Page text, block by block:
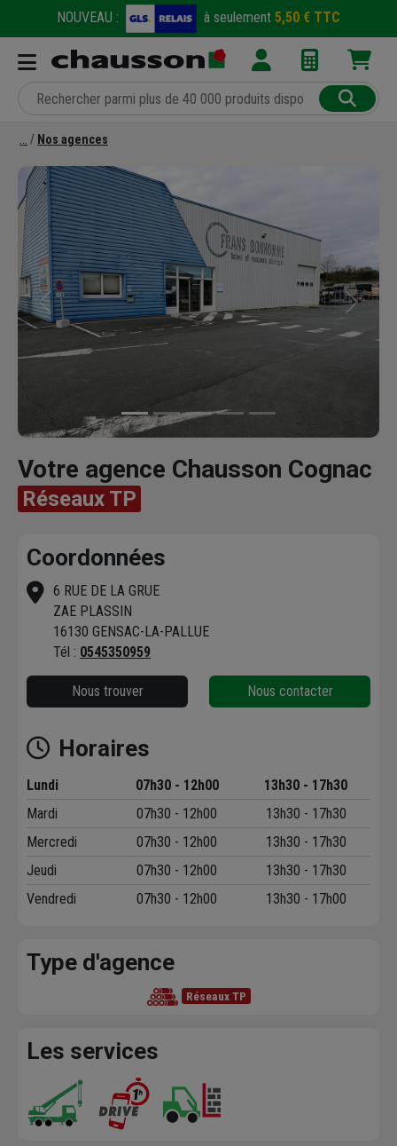
NOUVEAU : à seulement 5,50 € TTC
Nos agences
Précédent Suivant
Votre agence Chausson Cognac
Réseaux TP
Coordonnées
6 RUE DE LA GRUE
ZAE PLASSIN
16130 GENSAC-LA-PALLUE
Tél : 0545350959
Nous trouver Nous contacter
Horaires
Lundi 07h30 - 12h00
13h30 - 17h30
Mardi
07h30 - 12h00
13h30 - 17h30
Mercredi
07h30 - 12h00
13h30 - 17h30
Jeudi
07h30 - 12h00
13h30 - 17h30
Vendredi
07h30 - 12h00 13h30 - 17h00
Type d'agence
Réseaux TP
Les services